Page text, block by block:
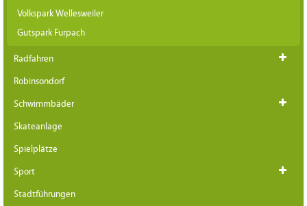
Volkspark Wellesweiler
Gutspark Furpach
Radfahren
Robinsondorf
Schwimmbäder
Skateanlage
Spielplätze
Sport
Stadtführungen